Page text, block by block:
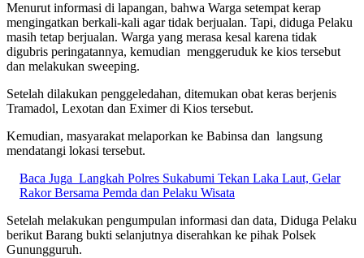
Menurut informasi di lapangan, bahwa Warga setempat kerap
mengingatkan berkali-kali agar tidak berjualan. Tapi, diduga Pelaku
masih tetap berjualan. Warga yang merasa kesal karena tidak
digubris peringatannya, kemudian menggeruduk ke kios tersebut
dan melakukan sweeping.
Setelah dilakukan penggeledahan, ditemukan obat keras berjenis
Tramadol, Lexotan dan Eximer di Kios tersebut.
Kemudian, masyarakat melaporkan ke Babinsa dan langsung
mendatangi lokasi tersebut.
Baca Juga Langkah Polres Sukabumi Tekan Laka Laut, Gelar
Rakor Bersama Pemda dan Pelaku Wisata
Setelah melakukan pengumpulan informasi dan data, Diduga Pelaku
berikut Barang bukti selanjutnya diserahkan ke pihak Polsek
Gunungguruh.